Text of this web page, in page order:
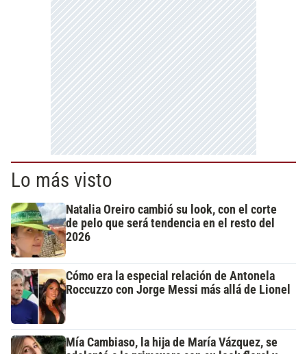
Lo más visto
Natalia Oreiro cambió su look, con el corte
de pelo que será tendencia en el resto del
2026
Cómo era la especial relación de Antonela
Roccuzzo con Jorge Messi más allá de Lionel
Mía Cambiaso, la hija de María Vázquez, se